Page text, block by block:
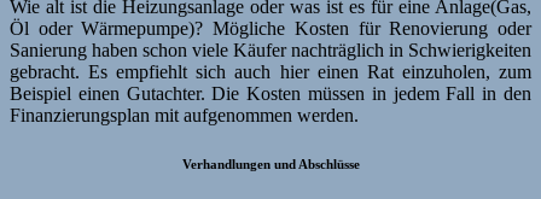
Wie alt ist die Heizungsanlage oder was ist es für eine Anlage(Gas,
Öl oder Wärmepumpe)? Mögliche Kosten für Renovierung oder
Sanierung haben schon viele Käufer nachträglich in Schwierigkeiten
gebracht. Es empfiehlt sich auch hier einen Rat einzuholen, zum
Beispiel einen Gutachter. Die Kosten müssen in jedem Fall in den
Finanzierungsplan mit aufgenommen werden.
Verhandlungen und Abschlüsse